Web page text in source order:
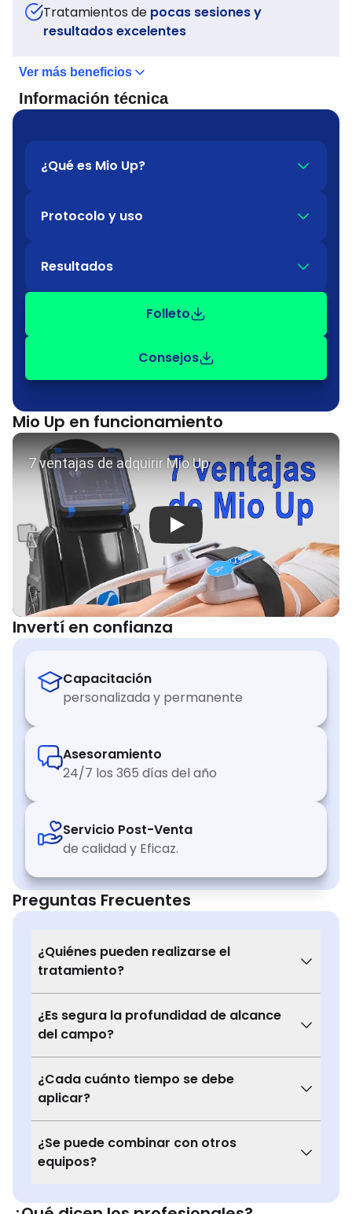
Tratamientos de pocas sesiones y
resultados excelentes
Ver más beneficios
Información técnica
¿Qué es Mio Up?
Protocolo y uso
Resultados
Folleto
Consejos
Mio Up en funcionamiento
Play
Invertí en confianza
Capacitación
personalizada y permanente
Asesoramiento
24/7 los 365 días del año
Servicio Post-Venta
de calidad y Eficaz.
Preguntas Frecuentes
¿Quiénes pueden realizarse el
tratamiento?
¿Es segura la profundidad de alcance
del campo?
¿Cada cuánto tiempo se debe
aplicar?
¿Se puede combinar con otros
equipos?